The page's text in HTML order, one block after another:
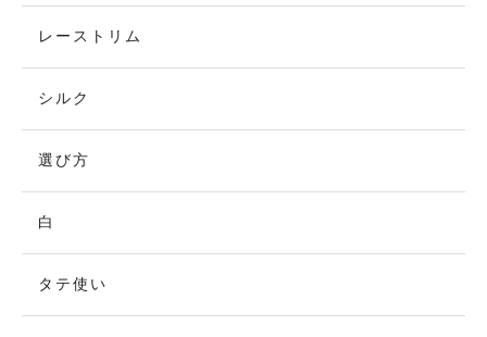
レーストリム
シルク
選び方
白
タテ使い